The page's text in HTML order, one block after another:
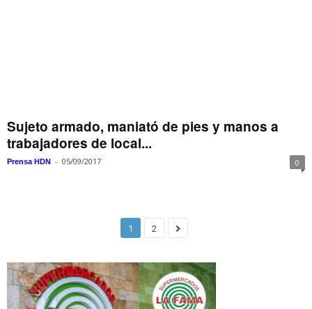
Sujeto armado, maniató de pies y manos a
trabajadores de local...
Prensa HDN - 05/09/2017 0
1 2